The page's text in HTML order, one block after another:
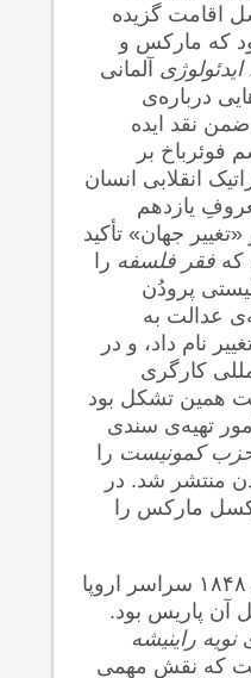
اقامت گزیده
که مارکس و
ایدئولوژی آلمانی
درباره‌ی
نقد ایده
فوئرباخ بر
انقلابی انسان
یازدهم
جهان» تأکید
کهفقر فلسفه را
پرودُن
اتحادیه‌ی عدالت به
نام داد، و در
کارگری
همین تشکل بود
تهیه‌ی سندی
کمونیست را
۱۸۴۸ در لندن منتشر شد. در
مارکس را
در این زمان انقلاب‌های ۱۸۴۸ سراسر اروپا
آن پاریس بود.
نویه راینیشه
که نقش مهمی